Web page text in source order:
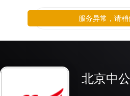
北京中
服务异常，请